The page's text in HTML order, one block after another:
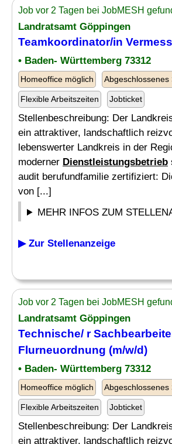
Job vor 2 Tagen bei JobMESH
Landratsamt Göppingen
Teamkoordinator/in
• Baden- Württemberg 73312
Homeoffice möglich Abgeschlossenes
Flexible Arbeitszeiten Jobticket
Stellenbeschreibung: Der
ein attraktiver, landschaftlich
lebenswerter Landkreis in der
moderner Dienstleistungsbetrieb
audit berufundfamilie zertifiziert:
von [...]
MEHR INFOS ZUM
▶ Zur Stellenanzeige
Job vor 2 Tagen bei JobMESH
Landratsamt Göppingen
Technische/ r
Flurneuordnung (m/w/d)
• Baden- Württemberg 73312
Homeoffice möglich Abgeschlossenes
Flexible Arbeitszeiten Jobticket
Stellenbeschreibung: Der
ein attraktiver, landschaftlich